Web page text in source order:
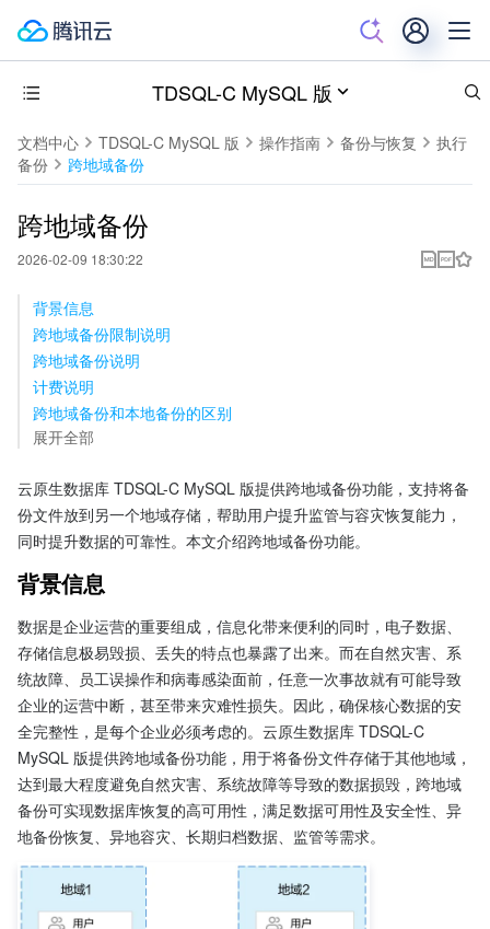
TDSQL-C MySQL 版
文档中心 TDSQL-C MySQL 版 操作指南 备份与恢复
执行
备份
跨地域备份
跨地域备份
2026-02-09 18:30:22
背景信息
跨地域备份限制说明
跨地域备份说明
计费说明
跨地域备份和本地备份的区别
展开全部
云原生数据库 TDSQL-C MySQL 版提供跨地域备份功能，支持将备
份文件放到另一个地域存储，帮助用户提升监管与容灾恢复能力，
同时提升数据的可靠性。本文介绍跨地域备份功能。
背景信息
数据是企业运营的重要组成，信息化带来便利的同时，电子数据、
存储信息极易毁损、丢失的特点也暴露了出来。而在自然灾害、系
统故障、员工误操作和病毒感染面前，任意一次事故就有可能导致
企业的运营中断，甚至带来灾难性损失。因此，确保核心数据的安
全完整性，是每个企业必须考虑的。云原生数据库 TDSQL-C
MySQL 版提供跨地域备份功能，用于将备份文件存储于其他地域，
达到最大程度避免自然灾害、系统故障等导致的数据损毁，跨地域
备份可实现数据库恢复的高可用性，满足数据可用性及安全性、异
地备份恢复、异地容灾、长期归档数据、监管等需求。